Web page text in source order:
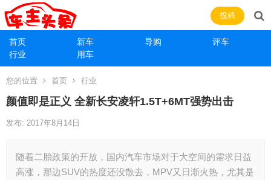
首页 新车 导购
评车
行业
用车
投稿
您的位置 首页 行业
颜值即是正义 全新长安凌轩1.5T+6MT强势出击
发布: 2017年8月14日
随着二胎政策的开放，国内汽车市场对于大空间的需求日益
高涨，那边SUV的热度还没散去，MPV又日渐火热，尤其是